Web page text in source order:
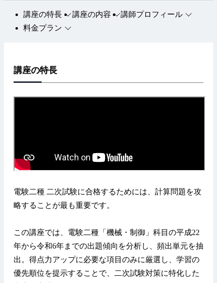
講座の特長 講座の内容
講師プロフィール
料金プラン
講座の特長
電験二種 二次試験に合格するためには、計算問題を攻
略することが最も重要です。
この講座では、電験二種「機械・制御」科目の平成22
年から令和6年までの出題傾向を分析し、頻出単元を抽
出。得点力アップに必要な項目のみに厳選し、学習の
優先順位を提示することで、二次試験対策に特化した